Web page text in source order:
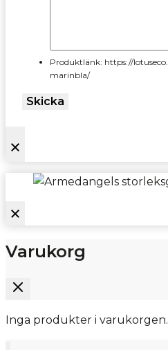
Produktlänk: https://
marinbla/
Skicka
Varukorg
Inga produkter i varukorgen.